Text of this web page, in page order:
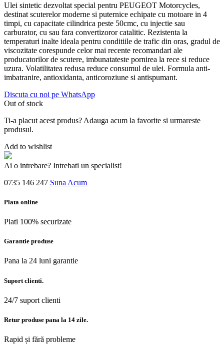
Ulei sintetic dezvoltat special pentru PEUGEOT Motorcycles,
destinat scuterelor moderne si puternice echipate cu motoare in 4
timpi, cu capacitate cilindrica peste 50cmc, cu injectie sau
carburator, cu sau fara convertizoror catalitic. Rezistenta la
temperaturi inalte ideala pentru conditiile de trafic din oras, gradul de
viscozitate corespunde celor mai recente recomandari ale
producatorilor de scutere, imbunatateste pornirea la rece si reduce
uzura. Volatilitatea redusa reduce consumul de ulei. Formula anti-
imbatranire, antioxidanta, anticoroziune si antispumant.
Discuta cu noi pe WhatsApp
Out of stock
Ti-a placut acest produs? Adauga acum la favorite si urmareste
produsul.
Add to wishlist
Ai o intrebare? Intrebati un specialist!
0735 146 247 Suna Acum
Plata online
Plati 100% securizate
Garantie produse
Pana la 24 luni garantie
Suport clienti.
24/7 suport clienti
Retur produse pana la 14 zile.
Rapid și fără probleme